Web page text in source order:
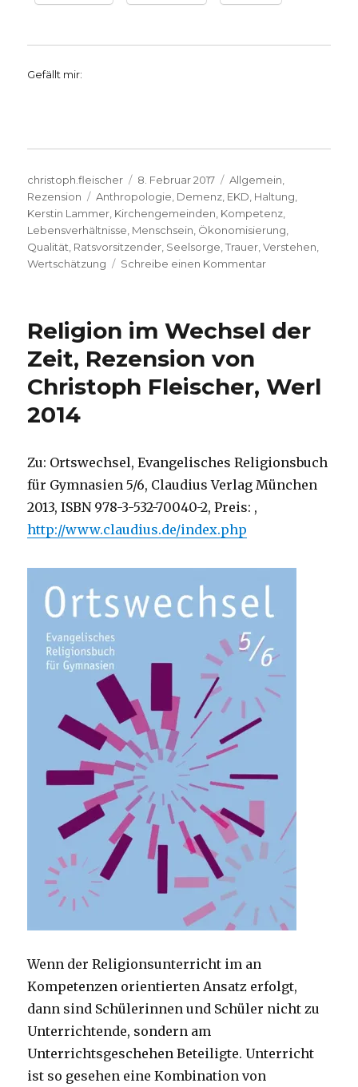
Gefällt mir:
Autor
christoph.fleischer
Veröffentlicht
am
8. Februar 2017 Kategorien
Allgemein
Rezension
Schlagwörter
Anthropologie Demenz EKD Haltung
Kerstin Lammer Kirchengemeinden Kompetenz
Lebensverhältnisse Menschsein Ökonomisierung
Qualität Ratsvorsitzender Seelsorge ,Trauer ,Verstehen
Wertschätzung
Schreibe einen Kommentarzu
seelischen
Fleischer,
Welver
Religion im Wechsel der
Zeit, Rezension von
Christoph Fleischer, Werl
2014
Zu: Ortswechsel, Evangelisches Religionsbuch
für Gymnasien 5/6, Claudius Verlag München
2013, ISBN 978-3-532-70040-2, Preis: ,
http://www.claudius.de/index.php
Wenn der Religionsunterricht im an
Kompetenzen orientierten Ansatz erfolgt,
dann sind Schülerinnen und Schüler nicht zu
Unterrichtende, sondern am
Unterrichtsgeschehen Beteiligte. Unterricht
ist so gesehen eine Kombination von